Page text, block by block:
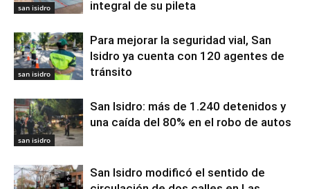
san isidro
integral de su pileta
san isidro
Para mejorar la seguridad vial, San
Isidro ya cuenta con 120 agentes de
tránsito
san isidro
San Isidro: más de 1.240 detenidos y
una caída del 80% en el robo de autos
San Isidro modificó el sentido de